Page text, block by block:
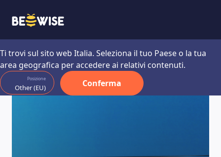
COME FUNZIONA
Ti trovi sul sito web Italia. Seleziona il tuo Paese o la tua
area geografica per accedere ai relativi contenuti.
Posizione
Other (EU) Conferma
Magazine